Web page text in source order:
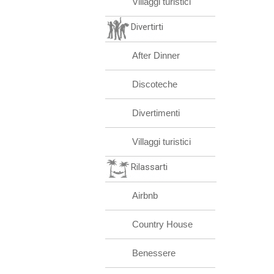
Divertirti
After Dinner
Discoteche
Divertimenti
Villaggi turistici
Rilassarti
Airbnb
Country House
Benessere